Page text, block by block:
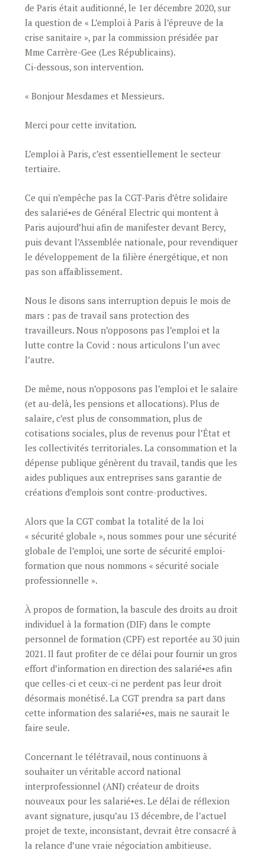
de Paris était auditionné, le 1er décembre 2020, sur
la question de « L’emploi à Paris à l’épreuve de la
crise sanitaire », par la commission présidée par
Mme Carrère-Gee (Les Républicains).
Ci-dessous, son intervention.
« Bonjour Mesdames et Messieurs.
Merci pour cette invitation.
L’emploi à Paris, c’est essentiellement le secteur
tertiaire.
Ce qui n’empêche pas la CGT-Paris d’être solidaire
des salarié•es de Général Electric qui montent à
Paris aujourd’hui afin de manifester devant Bercy,
puis devant l’Assemblée nationale, pour revendiquer
le développement de la filière énergétique, et non
pas son affaiblissement.
Nous le disons sans interruption depuis le mois de
mars : pas de travail sans protection des
travailleurs. Nous n’opposons pas l’emploi et la
lutte contre la Covid : nous articulons l’un avec
l’autre.
De même, nous n’opposons pas l’emploi et le salaire
(et au-delà, les pensions et allocations). Plus de
salaire, c’est plus de consommation, plus de
cotisations sociales, plus de revenus pour l’État et
les collectivités territoriales. La consommation et la
dépense publique génèrent du travail, tandis que les
aides publiques aux entreprises sans garantie de
créations d’emplois sont contre-productives.
Alors que la CGT combat la totalité de la loi
« sécurité globale », nous sommes pour une sécurité
globale de l’emploi, une sorte de sécurité emploi-
formation que nous nommons « sécurité sociale
professionnelle ».
À propos de formation, la bascule des droits au droit
individuel à la formation (DIF) dans le compte
personnel de formation (CPF) est reportée au 30 juin
2021. Il faut profiter de ce délai pour fournir un gros
effort d’information en direction des salarié•es afin
que celles-ci et ceux-ci ne perdent pas leur droit
désormais monétisé. La CGT prendra sa part dans
cette information des salarié•es, mais ne saurait le
faire seule.
Concernant le télétravail, nous continuons à
souhaiter un véritable accord national
interprofessionnel (ANI) créateur de droits
nouveaux pour les salarié•es. Le délai de réflexion
avant signature, jusqu’au 13 décembre, de l’actuel
projet de texte, inconsistant, devrait être consacré à
la relance d’une vraie négociation ambitieuse.